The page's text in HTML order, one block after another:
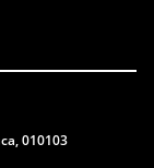
010103